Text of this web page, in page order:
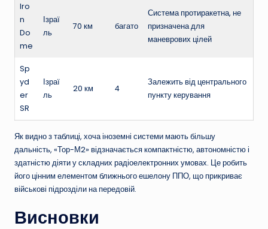
Iro
n
Do
me
Ізраї
ль
70 км багато
Система протиракетна, не
призначена для
маневрових цілей
Sp
yd
er
SR
Ізраї
ль
20 км 4
Залежить від центрального
пункту керування
Як видно з таблиці, хоча іноземні системи мають більшу
дальність, «Тор-М2» відзначається компактністю, автономністю і
здатністю діяти у складних радіоелектронних умовах. Це робить
його цінним елементом ближнього ешелону ППО, що прикриває
військові підрозділи на передовій.
Висновки